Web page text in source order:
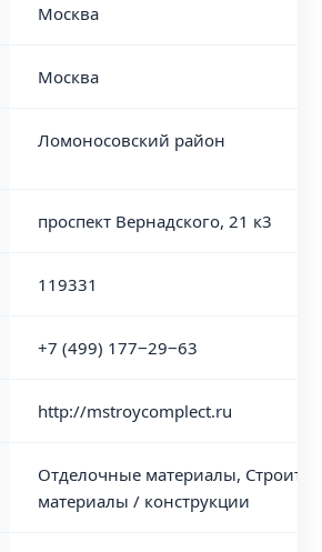
Москва
Москва
Ломоносовский район
проспект Вернадского, 21 к3
119331
+7 (499) 177‒29‒63
http://mstroycomplect.ru
Отделочные материалы,
материалы / конструкции